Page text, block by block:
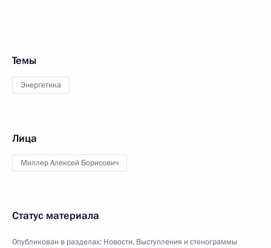
Темы
Энергетика
Лица
Миллер Алексей Борисович
Статус материала
Опубликован в разделах: Новости, Выступления и стенограммы